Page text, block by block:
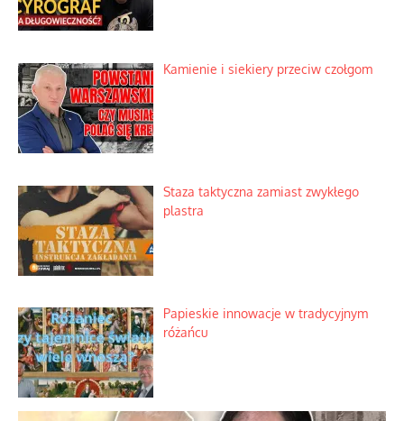
Kamienie i siekiery przeciw czołgom
Staza taktyczna zamiast zwykłego
plastra
Papieskie innowacje w tradycyjnym
różańcu